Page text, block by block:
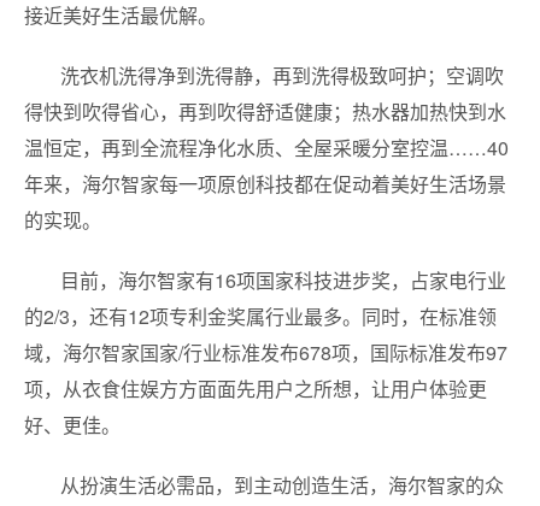
接近美好生活最优解。
洗衣机洗得净到洗得静，再到洗得极致呵护；空调吹
得快到吹得省心，再到吹得舒适健康；热水器加热快到水
温恒定，再到全流程净化水质、全屋采暖分室控温……40
年来，海尔智家每一项原创科技都在促动着美好生活场景
的实现。
目前，海尔智家有16项国家科技进步奖，占家电行业
的2/3，还有12项专利金奖属行业最多。同时，在标准领
域，海尔智家国家/行业标准发布678项，国际标准发布97
项，从衣食住娱方方面面先用户之所想，让用户体验更
好、更佳。
从扮演生活必需品，到主动创造生活，海尔智家的众